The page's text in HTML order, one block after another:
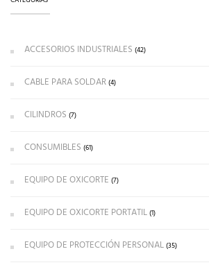
ACCESORIOS INDUSTRIALES (42)
CABLE PARA SOLDAR(4)
CILINDROS (7)
CONSUMIBLES (61)
EQUIPO DE OXICORTE (7)
EQUIPO DE OXICORTE PORTATIL(1)
EQUIPO DE PROTECCIÓN PERSONAL(35)